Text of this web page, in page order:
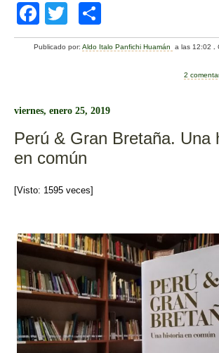
F
a
b
o
o
k
wi
tt
o
m
ar
tir
Publicado por:Aldo Italo Panfichi Huamán a las 12:02.
2
viernes, enero 25, 2019
Perú & Gran Bretaña. Una
en común
[Visto: 1595 veces]